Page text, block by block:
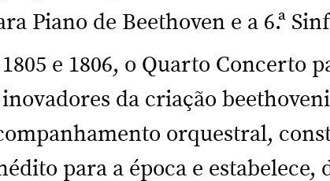
Piano de Beethoven e a 6.ª
e 1806, o Quarto Concerto
da criação
orquestral,
para a época e estabelece,